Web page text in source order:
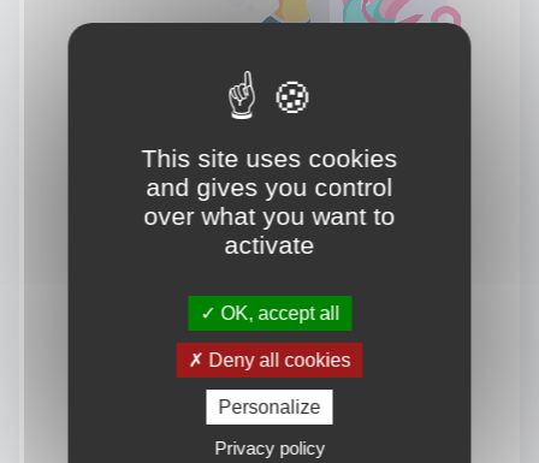
This site uses cookies
and gives you control
over what you want to
activate
OK, accept all
Deny all cookies
Personalize
Privacy policy